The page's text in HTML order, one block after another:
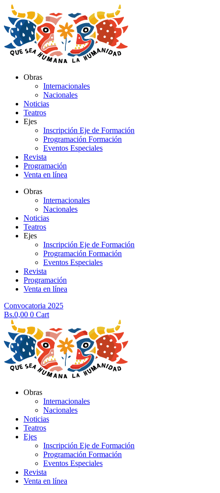
al
contenido
Obras
Internacionales
Nacionales
Noticias
Teatros
Ejes
Inscripción Eje de Formación
Programación Formación
Eventos Especiales
Revista
Programación
Venta en línea
Obras
Internacionales
Nacionales
Noticias
Teatros
Ejes
Inscripción Eje de Formación
Programación Formación
Eventos Especiales
Revista
Programación
Venta en línea
Convocatoria 2025
Bs.0,00 0 Cart
Obras
Internacionales
Nacionales
Noticias
Teatros
Ejes
Inscripción Eje de Formación
Programación Formación
Eventos Especiales
Revista
Venta en línea